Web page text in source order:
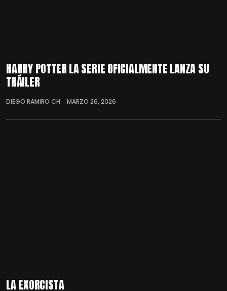
HARRY POTTER LA SERIE OFICIALMENTE LANZA SU
TRÁILER
DIEGO RAMIRO CH. MARZO 26, 2026
LA EXORCISTA